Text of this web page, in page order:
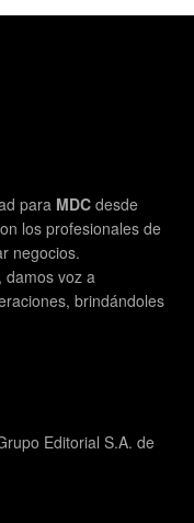
para MDC desde
los profesionales de
negocios.
damos voz a
brindándoles
Editorial S.A. de